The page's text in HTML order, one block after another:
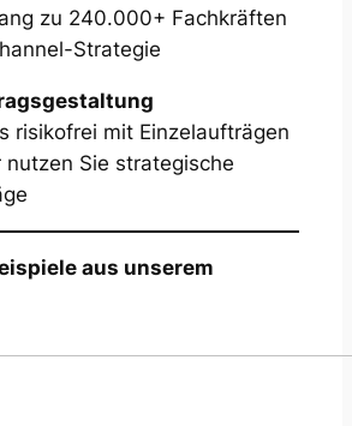
zu 240.000+ Fachkräften
Strategie
risikofrei mit Einzelaufträgen
Sie strategische
aus unserem